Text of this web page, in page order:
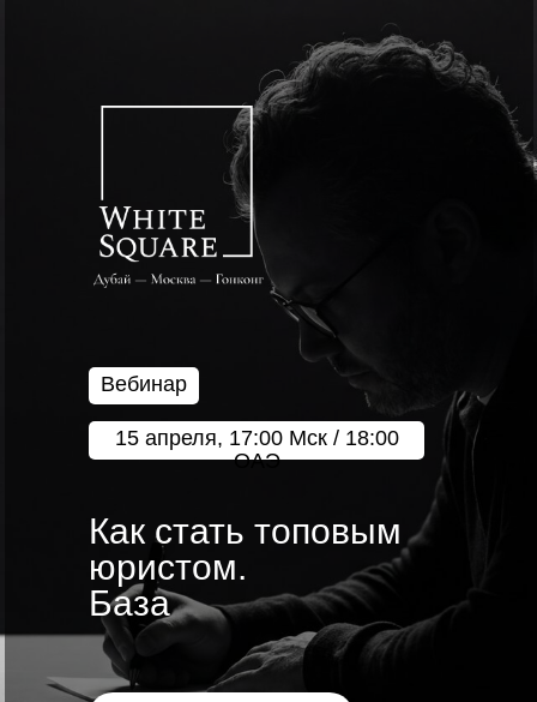
15 апреля, 17:00 Мск / 18:00
ОАЭ
Вебинар
Как стать топовым
юристом.
База